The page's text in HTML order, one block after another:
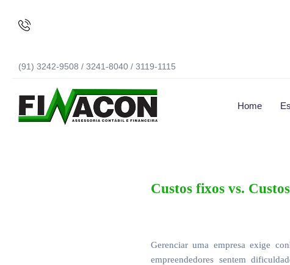
(91) 3242-9508 / 3241-8040 / 3119-1115
Home
Custos fixos vs.
Gerenciar uma empresa exige
empreendedores sentem